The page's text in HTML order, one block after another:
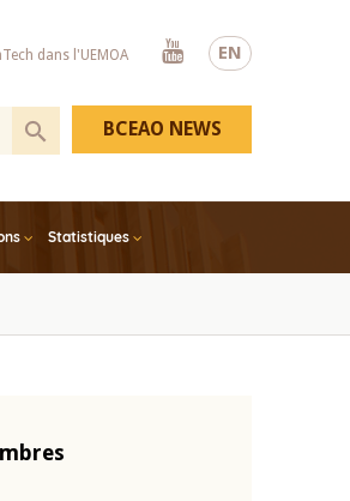
EN
dans l'UEMOA
Youtube
Statistiques
BCEAO NEWS